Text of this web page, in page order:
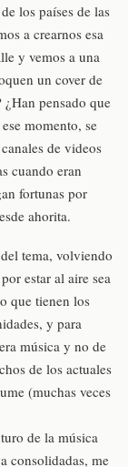
los países de las
a crearnos esa
y vemos a una
un cover de
pensado que
momento, se
de videos
cuando eran
fortunas por
ahorita.
tema, volviendo
estar al aire sea
que tienen los
y para
música y no de
de los actuales
(muchas veces
de la música
consolidadas, me